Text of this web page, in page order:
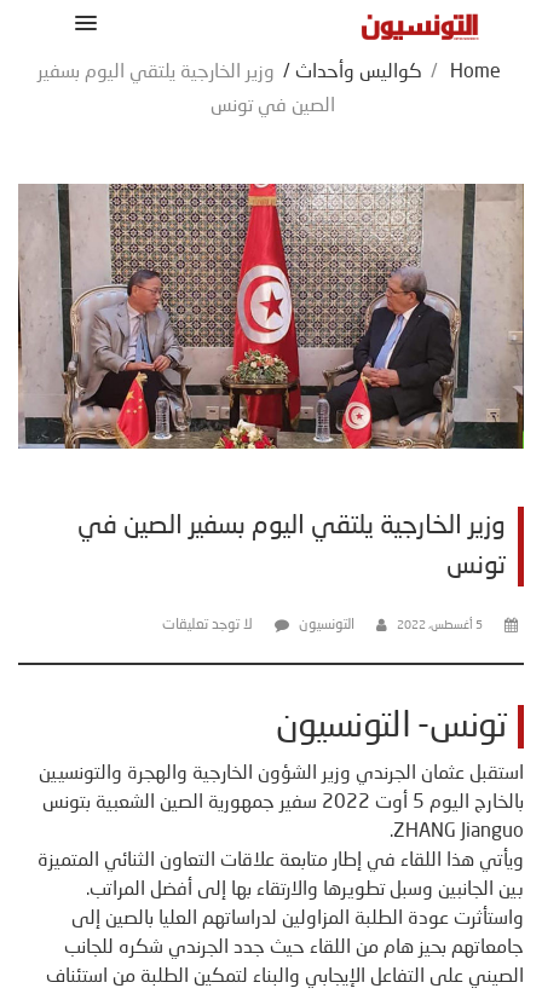
Home
/ كواليس وأحداث / وزير الخارجية يلتقي اليوم بسفير
الصين في تونس
وزير الخارجية يلتقي اليوم بسفير الصين في
تونس
5 أغسطس، 2022 التونسيون لا توجد تعليقات
تونس- التونسيون
استقبل عثمان الجرندي وزير الشؤون الخارجية والهجرة والتونسيين
بالخارج اليوم 5 أوت 2022 سفير جمهورية الصين الشعبية بتونس
ZHANG Jianguo.
ويأتي هذا اللقاء في إطار متابعة علاقات التعاون الثنائي المتميزة
بين الجانبين وسبل تطويرها والارتقاء بها إلى أفضل المراتب.
واستأثرت عودة الطلبة المزاولين لدراساتهم العليا بالصين إلى
جامعاتهم بحيز هام من اللقاء حيث جدد الجرندي شكره للجانب
الصيني على التفاعل الإيجابي والبناء لتمكين الطلبة من استئناف